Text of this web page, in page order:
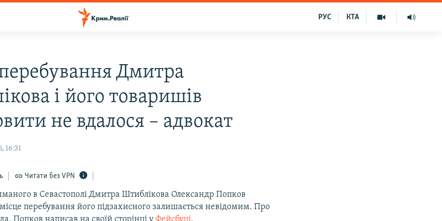
КТА
РУС
Дмитра
і його товаришів
не вдалося – адвокат
16:31
Читати без VPN
в Севастополі Дмитра Штиблікова Олександр Попков
перебування його підзахисного залишається невідомим. Про